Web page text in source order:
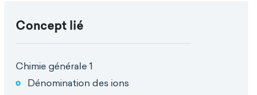
Concept lié
Chimie générale 1
Dénomination des ions